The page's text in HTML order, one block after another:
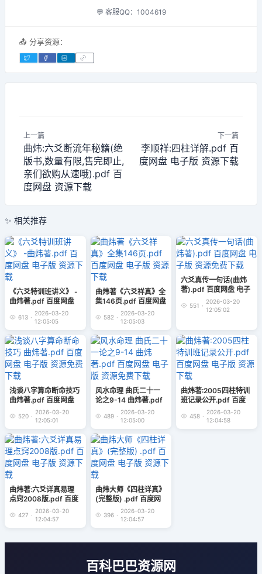
💬 客服QQ：1004619
📤 分享资源：
上一篇
曲炜:六爻断流年秘籍(绝
版书,数量有限,售完即止,
亲们欲购从速哦).pdf 百
度网盘 资源下载
下一篇
李顺祥:四柱详解.pdf 百
度网盘 电子版 资源下载
✨ 相关推荐
《六爻特训班讲义》 -
曲炜著.pdf 百度网盘
电子版 资源下载
613 ·
2026-03-20
12:05:05
曲炜著《六爻祥真》全
集146页.pdf 百度网盘
电子版 资源下载
582 ·
2026-03-20
12:05:03
六爻真传一句话(曲炜
著).pdf 百度网盘 电子
版 资源免费下载
551 ·
2026-03-20
12:05:02
浅谈八字算命断命技巧
曲炜著.pdf 百度网盘
电子版 资源免费下载
520 ·
2026-03-20
12:05:01
风水命理 曲氏二十一
论之9-14 曲炜著.pdf
百度网盘 电子版 资源
免费下载
489 ·
2026-03-20
12:05:00
曲炜著:2005四柱特训
班记录公开.pdf 百度
网盘 电子版 资源下载
458 ·
2026-03-20
12:04:58
曲炜著:六爻详真易理
点窍2008版.pdf 百度
网盘 电子版 资源下载
427 ·
2026-03-20
12:04:57
曲炜大师《四柱详真》
(完整版) .pdf 百度网
盘 电子版 资源下载
396 ·
2026-03-20
12:04:57
百科巴巴资源网